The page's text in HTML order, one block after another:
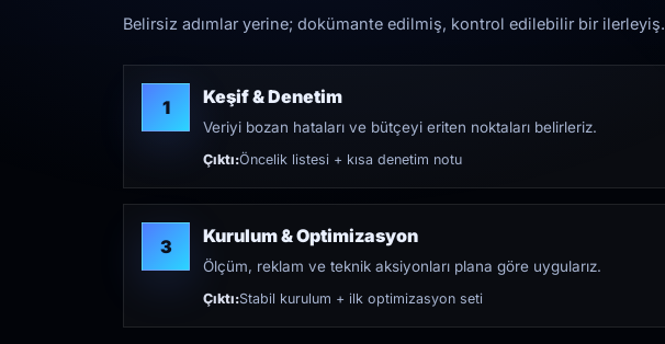
Belirsiz adımlar yerine; dokümante edilmiş, kontrol edilebilir bir ilerleyiş.
1 Keşif & Denetim
Veriyi bozan hataları ve bütçeyi eriten noktaları belirleriz.
Çıktı:Öncelik listesi + kısa denetim notu
3 Kurulum & Optimizasyon
Ölçüm, reklam ve teknik aksiyonları plana göre uygularız.
Çıktı:Stabil kurulum + ilk optimizasyon seti